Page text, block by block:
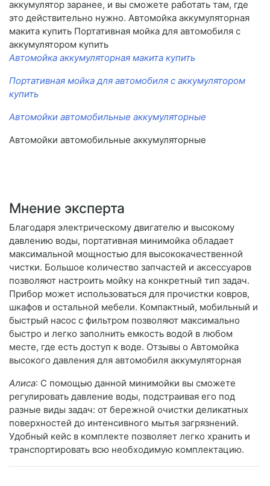
аккумулятор заранее, и вы сможете работать там, где
это действительно нужно. Автомойка аккумуляторная
макита купить Портативная мойка для автомобиля с
аккумулятором купить
Автомойка аккумуляторная макита купить
Портативная мойка для автомобиля с аккумулятором
купить
Автомойки автомобильные аккумуляторные
Автомойки автомобильные аккумуляторные
Мнение эксперта
Благодаря электрическому двигателю и высокому
давлению воды, портативная минимойка обладает
максимальной мощностью для высококачественной
чистки. Большое количество запчастей и аксессуаров
позволяют настроить мойку на конкретный тип задач.
Прибор может использоваться для прочистки ковров,
шкафов и остальной мебели. Компактный, мобильный и
быстрый насос с фильтром позволяют максимально
быстро и легко заполнить емкость водой в любом
месте, где есть доступ к воде. Отзывы о Автомойка
высокого давления для автомобиля аккумуляторная
Алиса: С помощью данной минимойки вы сможете
регулировать давление воды, подстраивая его под
разные виды задач: от бережной очистки деликатных
поверхностей до интенсивного мытья загрязнений.
Удобный кейс в комплекте позволяет легко хранить и
транспортировать всю необходимую комплектацию.